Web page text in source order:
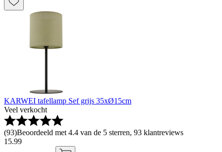
KARWEI tafellamp Sef grijs 35xØ15cm
Veel verkocht
(93)Beoordeeld met 4.4 van de 5 sterren, 93 klantreviews
15.99